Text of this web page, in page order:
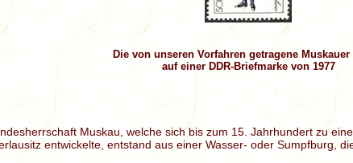
Die von unseren Vorfahren getragene Muskauer
auf einer DDR-Briefmarke von 1977
Muskau, welche sich bis zum 15. Jahrhundert zu
entwickelte, entstand aus einer Wasser- oder Sumpfburg,